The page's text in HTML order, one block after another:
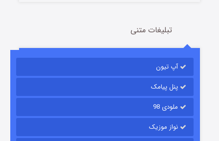
تبلیغات متنی
آپ تیون
پنل پیامک
ملودی 98
نواز موزیک